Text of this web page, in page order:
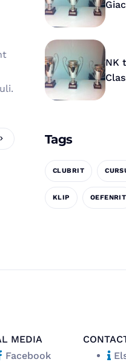
NK
Tags
CLUBRIT
KLIP OEFENRIT
MEDIA
Facebook